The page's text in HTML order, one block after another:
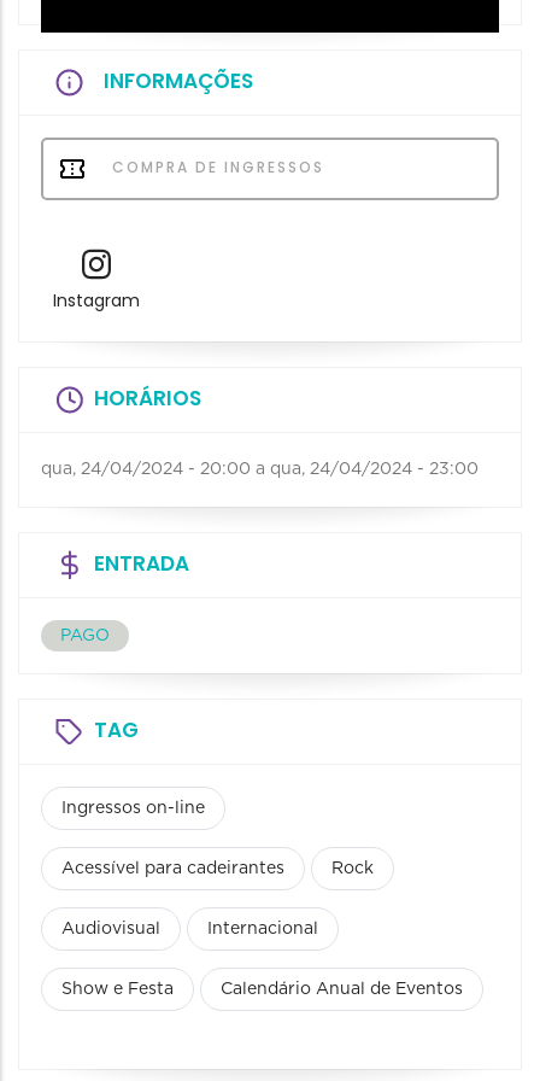
INFORMAÇÕES
COMPRA DE INGRESSOS
Instagram
HORÁRIOS
qua, 24/04/2024 - 20:00 a qua, 24/04/2024 - 23:00
ENTRADA
PAGO
TAG
Ingressos on-line
Acessível para cadeirantes Rock
Audiovisual Internacional
Show e Festa Calendário Anual de Eventos